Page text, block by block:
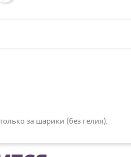
за шарики (без гелия).